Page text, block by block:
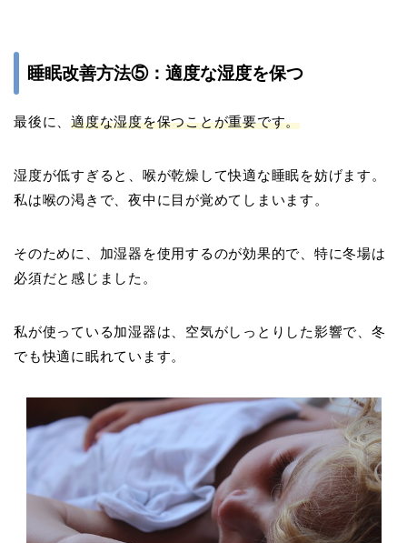
睡眠改善方法⑤：適度な湿度を保つ
最後に、適度な湿度を保つことが重要です。
湿度が低すぎると、喉が乾燥して快適な睡眠を妨げます。
私は喉の渇きで、夜中に目が覚めてしまいます。
そのために、加湿器を使用するのが効果的で、特に冬場は
必須だと感じました。
私が使っている加湿器は、空気がしっとりした影響で、冬
でも快適に眠れています。